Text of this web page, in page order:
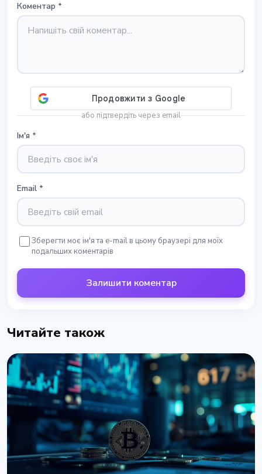
Коментар *
або підтвердіть через email
Ім'я *
Email *
Зберегти моє ім'я та e-mail в цьому браузері для моїх
подальших коментарів
Залишити коментар
Читайте також